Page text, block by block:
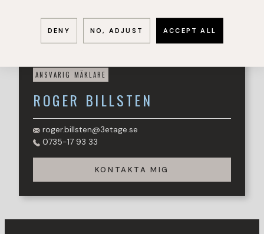
ANSVARIG MÄKLARE
ROGER BILLSTEN
roger.billsten@3etage.se
0735-17 93 33
KONTAKTA MIG
DENY NO, ADJUST ACCEPT ALL